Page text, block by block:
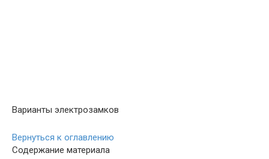
Варианты электрозамков
Вернуться к оглавлению
Содержание материала